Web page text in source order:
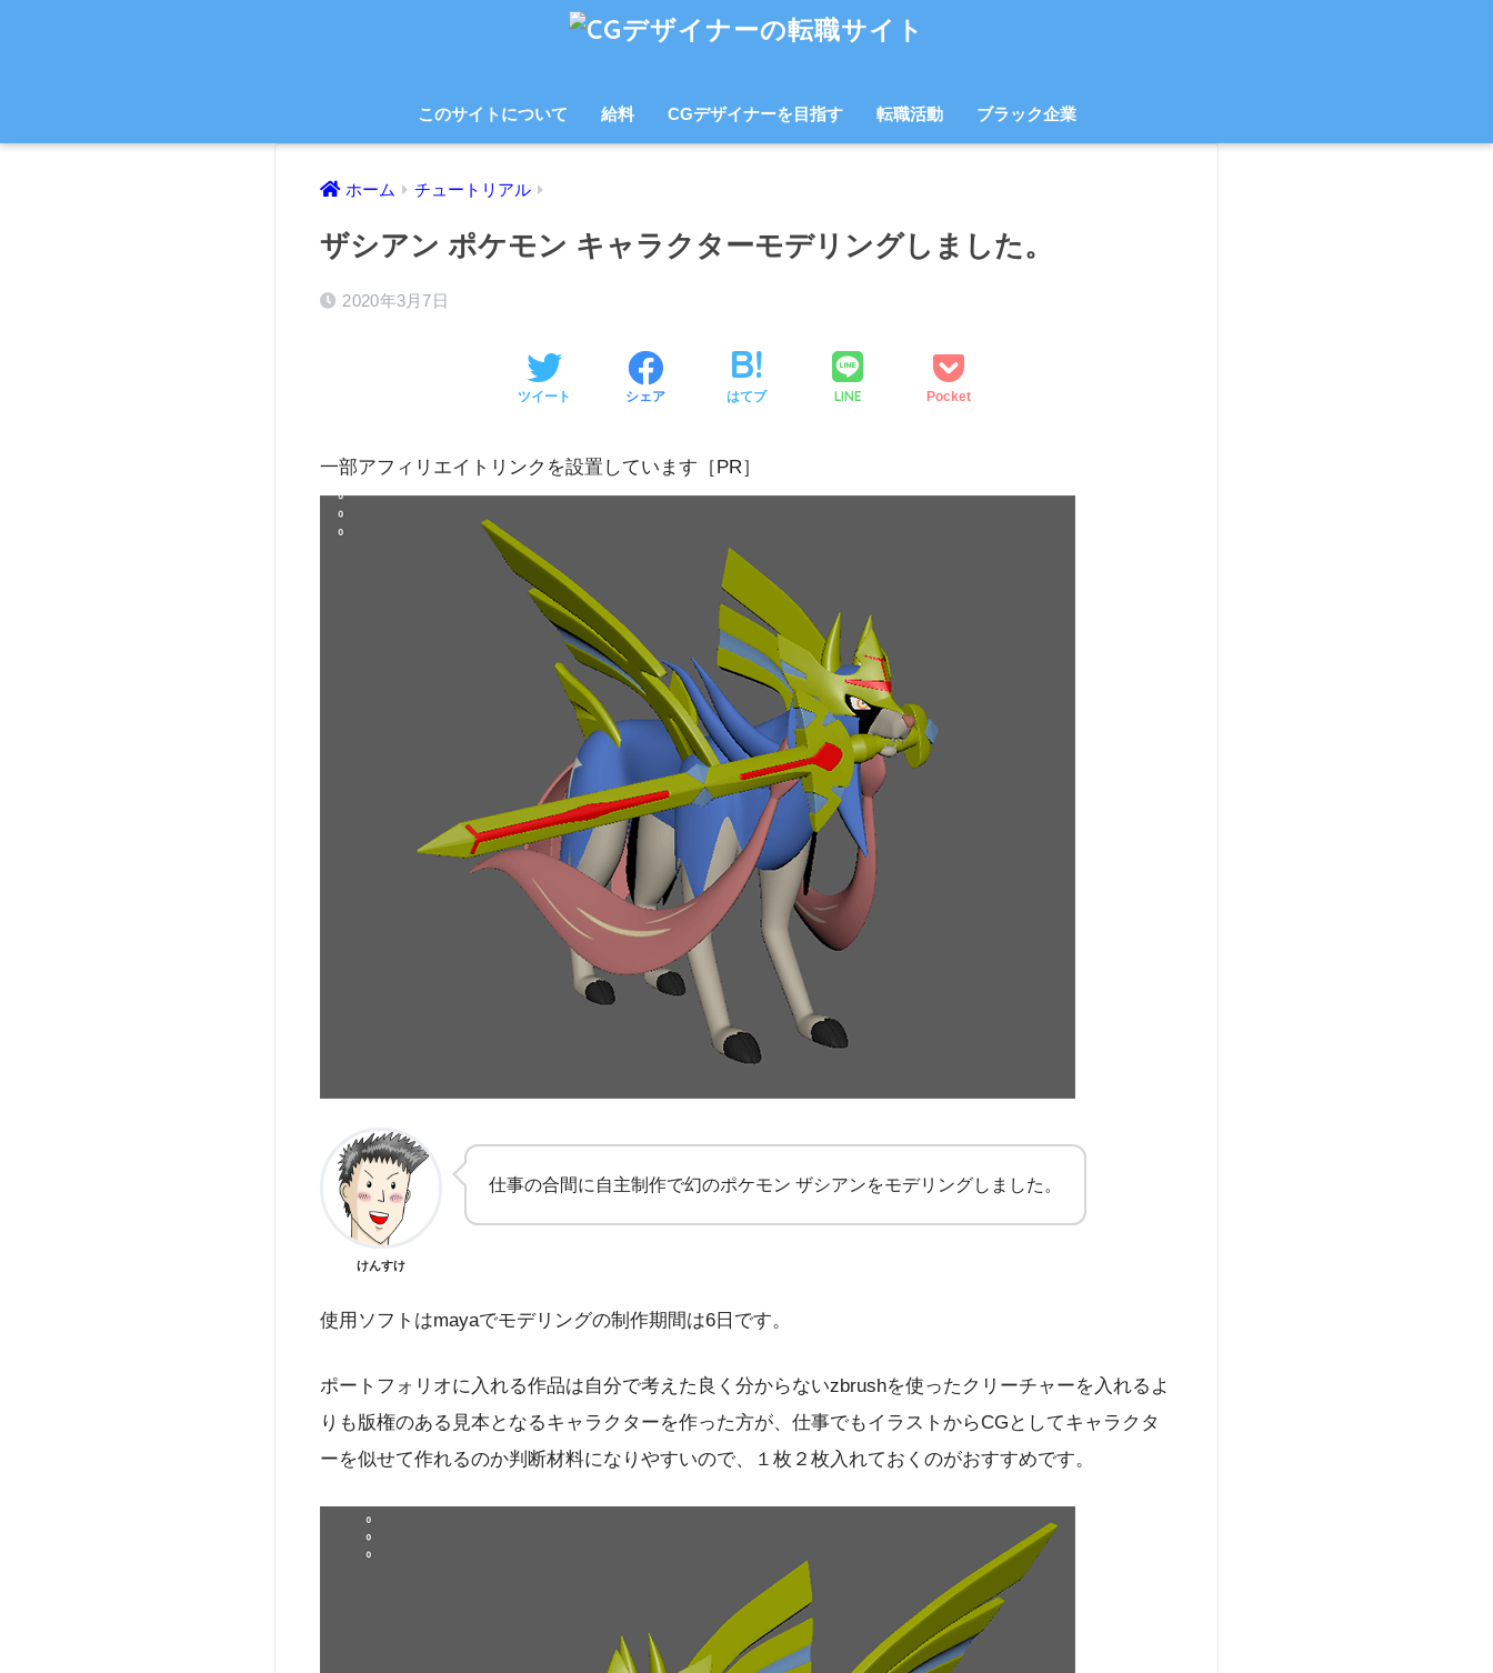
このサイトについて 給料 CGデザイナーを目指す 転職活動 ブラック企業
ホーム チュートリアル
ザシアン ポケモン キャラクターモデリングしました。
2020年3月7日
ツイート シェア はてブ LINE Pocket
一部アフィリエイトリンクを設置しています［PR］
けんすけ
仕事の合間に自主制作で幻のポケモン ザシアンをモデリングしました。
使用ソフトはmayaでモデリングの制作期間は6日です。
ポートフォリオに入れる作品は自分で考えた良く分からないzbrushを使ったクリーチャーを入れるよ
りも版権のある見本となるキャラクターを作った方が、仕事でもイラストからCGとしてキャラクタ
ーを似せて作れるのか判断材料になりやすいので、１枚２枚入れておくのがおすすめです。